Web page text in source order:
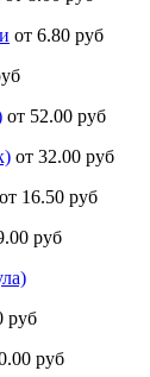
от 6.80 руб
от 52.00 руб
от 32.00 руб
от 16.50 руб
руб
руб
руб